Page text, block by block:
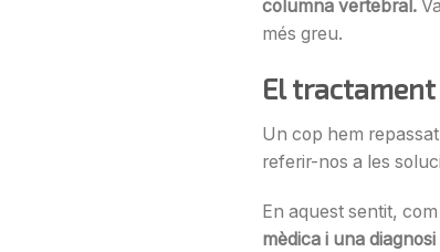
columna vertebral.
més greu.
El tractament
Un cop hem repassat
referir-nos a les
En aquest sentit,
mèdica i una